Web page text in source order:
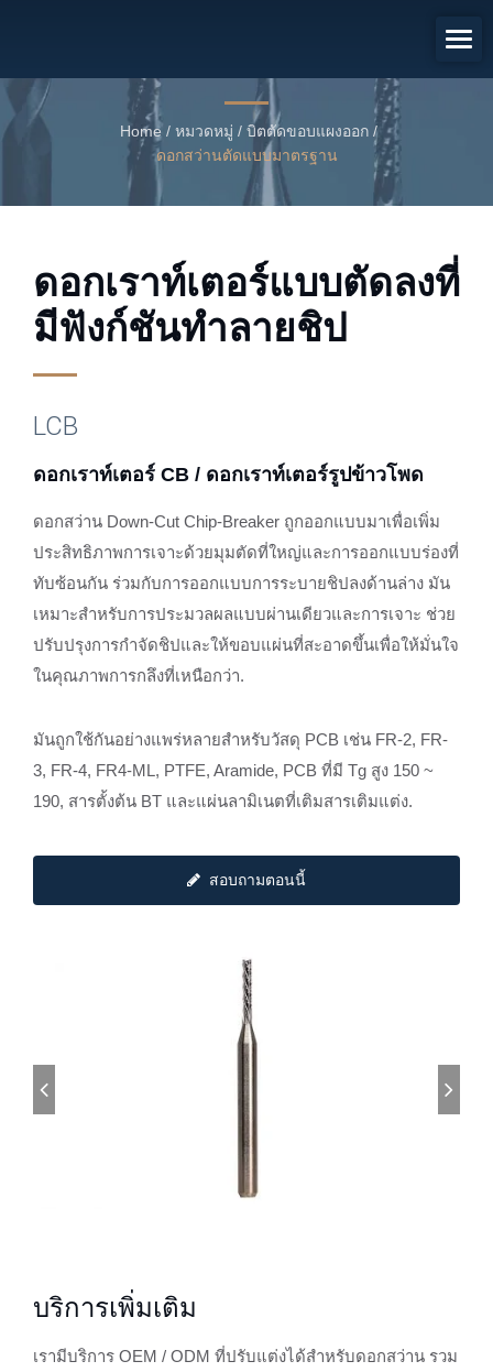
รูปข้าวโพด
Home / หมวดหมู่ / บิตตัดขอบแผงออก /
ดอกสว่านตัดแบบมาตรฐาน
ดอกเราท์เตอร์แบบตัดลงที่
มีฟังก์ชันทำลายชิป
LCB
ดอกเราท์เตอร์ CB / ดอกเราท์เตอร์รูปข้าวโพด
ดอกสว่าน Down-Cut Chip-Breaker ถูกออกแบบมาเพื่อเพิ่ม
ประสิทธิภาพการเจาะด้วยมุมตัดที่ใหญ่และการออกแบบร่องที่
ทับซ้อนกัน ร่วมกับการออกแบบการระบายชิปลงด้านล่าง มัน
เหมาะสำหรับการประมวลผลแบบผ่านเดียวและการเจาะ ช่วย
ปรับปรุงการกำจัดชิปและให้ขอบแผ่นที่สะอาดขึ้นเพื่อให้มั่นใจ
ในคุณภาพการกลึงที่เหนือกว่า.
มันถูกใช้กันอย่างแพร่หลายสำหรับวัสดุ PCB เช่น FR-2, FR-
3, FR-4, FR4-ML, PTFE, Aramide, PCB ที่มี Tg สูง 150 ~
190, สารตั้งต้น BT และแผ่นลามิเนตที่เติมสารเติมแต่ง.
สอบถามตอนนี้
บริการเพิ่มเติม
เรามีบริการ OEM / ODM ที่ปรับแต่งได้สำหรับดอกสว่าน รวม